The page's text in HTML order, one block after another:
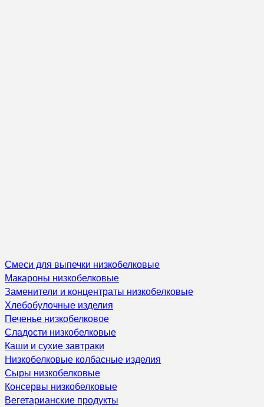
Смеси для выпечки низкобелковые
Макароны низкобелковые
Заменители и концентраты низкобелковые
Хлебобулочные изделия
Печенье низкобелковое
Сладости низкобелковые
Каши и сухие завтраки
Низкобелковые колбасные изделия
Сыры низкобелковые
Консервы низкобелковые
Вегетарианские продукты